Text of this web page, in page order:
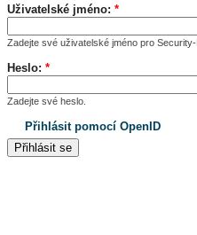
Uživatelské jméno: *
Zadejte své uživatelské jméno pro
Heslo: *
Zadejte své heslo.
Přihlásit pomocí OpenID